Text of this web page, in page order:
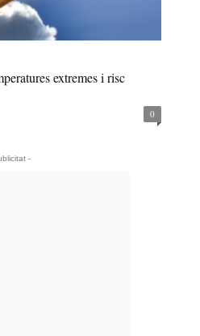
extremes i risc
0
-